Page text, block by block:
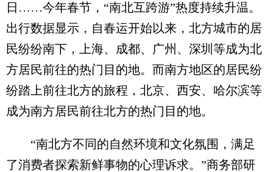
日……今年春节，“南北互跨游”热度持续升温。
出行数据显示，自春运开始以来，北方城市的居
民纷纷南下，上海、成都、广州、深圳等成为北
方居民前往的热门目的地。而南方地区的居民纷
纷踏上前往北方的旅程，北京、西安、哈尔滨等
成为南方居民前往北方的热门目的地。
“南北方不同的自然环境和文化氛围，满足
了消费者探索新鲜事物的心理诉求。”商务部研